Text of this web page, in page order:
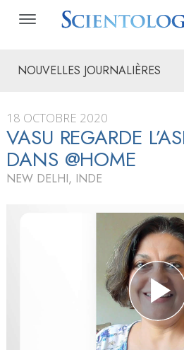
NOUVELLES JOURNALIÈRES
18 OCTOBRE 2020
VASU REGARDE
DANS @HOME
NEW DELHI, INDE